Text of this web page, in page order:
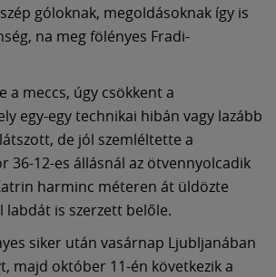
góloknak, megoldásoknak így is
na meg fölényes Fradi-
a meccs, úgy csökkent a
egy-egy technikai hibán vagy lazább
de jól szemléltette a
36-12-es állásnál az ötvennyolcadik
harminc méteren át üldözte
labdát is szerzett belőle.
siker után vasárnap Ljubljanában
majd október 11-én következik a